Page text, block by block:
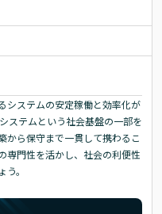
システムの安定稼働と効率化が
ステムという社会基盤の一部を
から保守まで一貫して携わるこ
専門性を活かし、社会の利便性
。